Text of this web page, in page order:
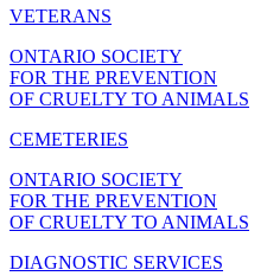
VETERANS
ONTARIO SOCIETY
FOR THE PREVENTION
OF CRUELTY TO ANIMALS
CEMETERIES
ONTARIO SOCIETY
FOR THE PREVENTION
OF CRUELTY TO ANIMALS
DIAGNOSTIC SERVICES